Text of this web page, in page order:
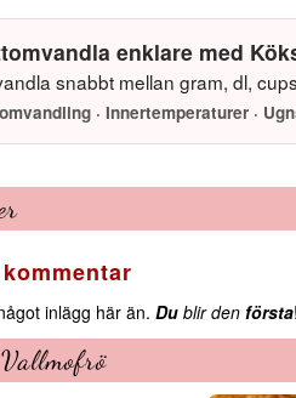
enklare med
snabbt mellan gram, dl,
· Innertemperaturer ·
inlägg här än. Du blir den första!
Vallmofrö